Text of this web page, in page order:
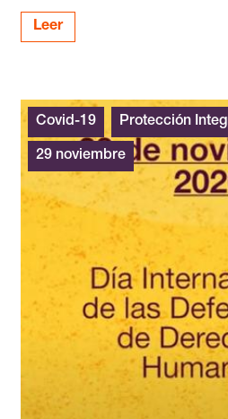
Leer
Covid-19 Protección
29 noviembre